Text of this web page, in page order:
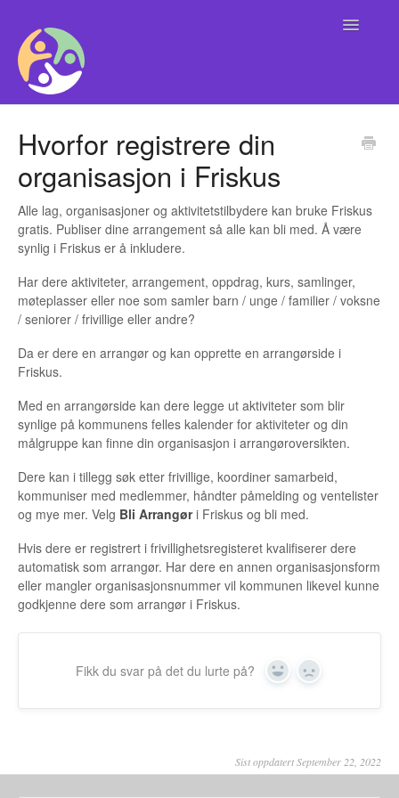
Toggle
Brukere
Kontaktinformasjon Support
Organisasjoner og arrangører
Kommune
Hvorfor registrere din
organisasjon i Friskus
Alle lag, organisasjoner og aktivitetstilbydere kan bruke Friskus
gratis. Publiser dine arrangement så alle kan bli med. Å være
synlig i Friskus er å inkludere.
Har dere aktiviteter, arrangement, oppdrag, kurs, samlinger,
møteplasser eller noe som samler barn / unge / familier / voksne
/ seniorer / frivillige eller andre?
Da er dere en arrangør og kan opprette en arrangørside i
Friskus.
Med en arrangørside kan dere legge ut aktiviteter som blir
synlige på kommunens felles kalender for aktiviteter og din
målgruppe kan finne din organisasjon i arrangøroversikten.
Dere kan i tillegg søk etter frivillige, koordiner samarbeid,
kommuniser med medlemmer, håndter påmelding og ventelister
og mye mer. Velg Bli Arrangøri Friskus og bli med.
Hvis dere er registrert i frivillighetsregisteret kvalifiserer dere
automatisk som arrangør. Har dere en annen organisasjonsform
eller mangler organisasjonsnummer vil kommunen likevel kunne
godkjenne dere som arrangør i Friskus.
Fikk du svar på det du lurte på? Yes No
Sist oppdatert September 22, 2022